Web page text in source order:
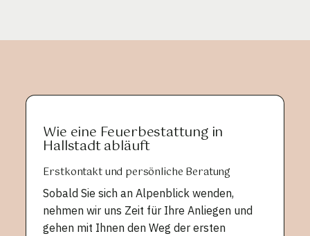
Wie eine Feuerbestattung in
Hallstadt abläuft
Erstkontakt und persönliche Beratung
Sobald Sie sich an Alpenblick wenden,
nehmen wir uns Zeit für Ihre Anliegen und
gehen mit Ihnen den Weg der ersten